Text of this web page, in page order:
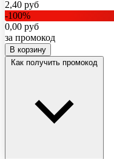
2,40 руб
-100%
0,00 руб
за промокод
В корзину
Как получить промокод